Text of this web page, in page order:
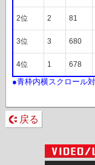
2位 2 81
3位 3 680
4位 1 678
戻る